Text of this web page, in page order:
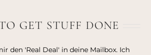
GET STUFF DONE
den 'Real Deal' in deine Mailbox. Ich